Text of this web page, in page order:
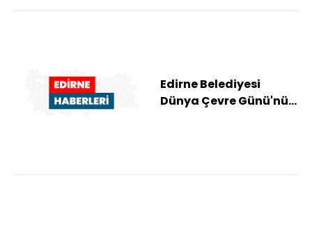
Edirne Belediyesi
Dünya Çevre Günü'nü